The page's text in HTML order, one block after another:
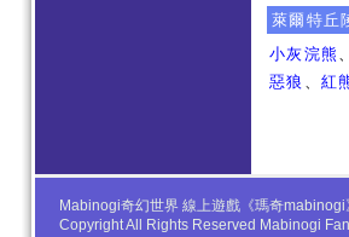
萊爾特丘
小灰浣熊 、
惡狼 、紅
Mabinogi奇幻世界 線上遊戲《瑪奇
Copyright All Rights Reserved Mabinogi